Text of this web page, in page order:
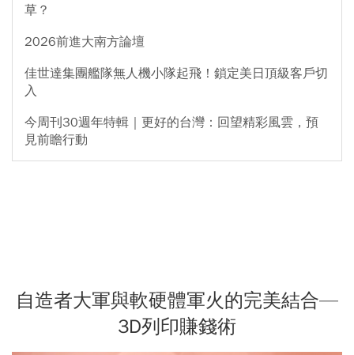
草？
2026前進大南方論壇
佳世達集團艦隊無人機小隊起飛！鎖定美日頂級客戶切
入
今周刊30週年特輯｜更好的台灣：回望精彩風雲，預
見前瞻行動
自造者大軍與軟硬體軍火的完美結合—
3D列印賺錢術